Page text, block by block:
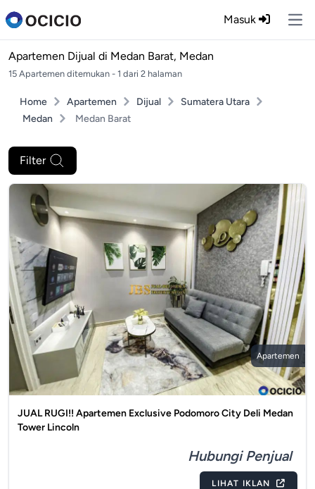
Masuk
Apartemen Dijual di Medan Barat, Medan
15 Apartemen ditemukan - 1 dari 2 halaman
Home Apartemen Dijual
Sumatera Utara
Medan
Medan Barat
Filter
Apartemen
JUAL RUGI!! Apartemen Exclusive Podomoro City Deli Medan
Tower Lincoln
Hubungi Penjual
LIHAT IKLAN